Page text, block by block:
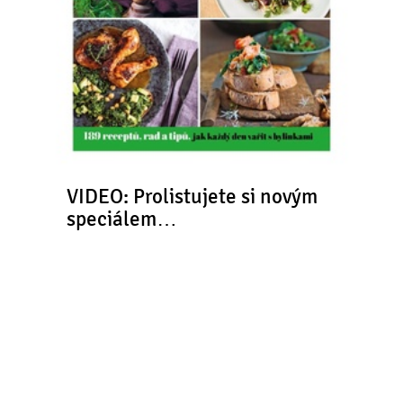
VIDEO: Prolistujete si novým
speciálem…